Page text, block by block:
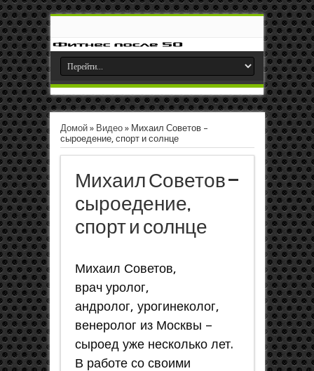
Домой» Видео» Михаил Советов –
сыроедение, спорт и солнце
Михаил Советов –
сыроедение,
спорт и солнце
Михаил Советов,
врач уролог,
андролог, урогинеколог,
венеролог из Москвы –
сыроед уже несколько лет.
В работе со своими